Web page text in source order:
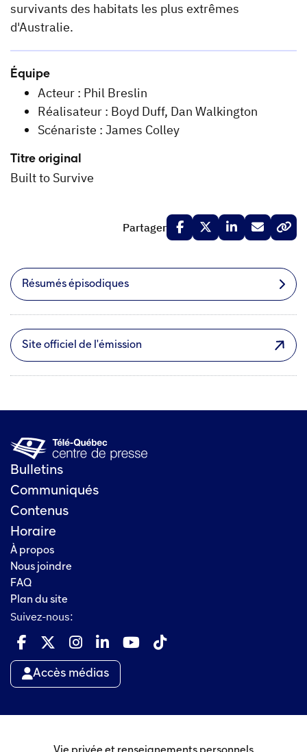
survivants des habitats les plus extrêmes
d'Australie.
Équipe
Acteur : Phil Breslin
Réalisateur : Boyd Duff, Dan Walkington
Scénariste : James Colley
Titre original
Built to Survive
Partager
Résumés épisodiques
Site officiel de l'émission
Bulletins
Communiqués
Contenus
Horaire
À propos
Nous joindre
FAQ
Plan du site
Suivez-nous:
Accès médias